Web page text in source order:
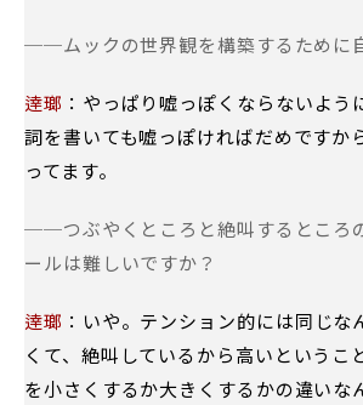
──ムックの世界観を構築するために
逹瑯 ：やっぱり嘘っぽくならないよ
詞を書いても嘘っぽければだめです
ってます。
──つぶやくところと絶叫するところ
ールは難しいですか？
逹瑯 ：いや。テンション的には同じ
くて、絶叫しているから高いという
を小さくするか大きくするかの違いな